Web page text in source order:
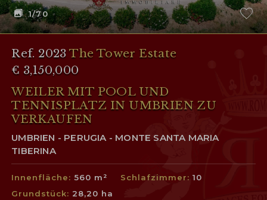
1/70
Ref. 2023The Tower Estate
€ 3,150,000
WEILER MIT POOL UND
TENNISPLATZ IN UMBRIEN ZU
VERKAUFEN
UMBRIEN - PERUGIA - MONTE SANTA MARIA
TIBERINA
Innenfläche:560 m² Schlafzimmer:10
Grundstück: 28,20 ha